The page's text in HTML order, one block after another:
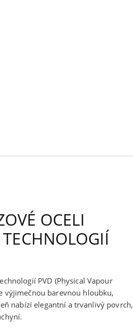
OCELI
PVD (Physical Vapour
výjimečnou barevnou hloubku,
nabízí elegantní a trvanlivý povrch,